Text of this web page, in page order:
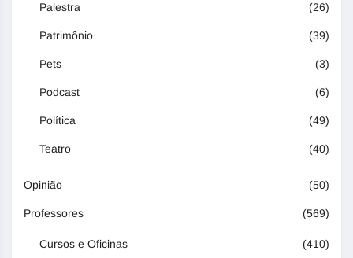
Palestra (26)
Patrimônio (39)
Pets (3)
Podcast (6)
Política (49)
Teatro (40)
Opinião (50)
Professores (569)
Cursos e Oficinas (410)